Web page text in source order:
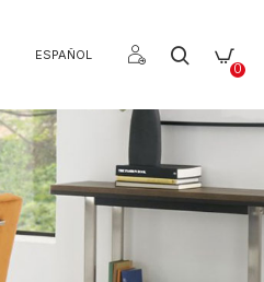
ESPAÑOL
0